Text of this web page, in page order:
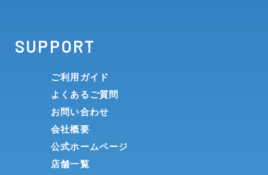
SUPPORT
ご利用ガイド
よくあるご質問
お問い合わせ
会社概要
公式ホームページ
店舗一覧